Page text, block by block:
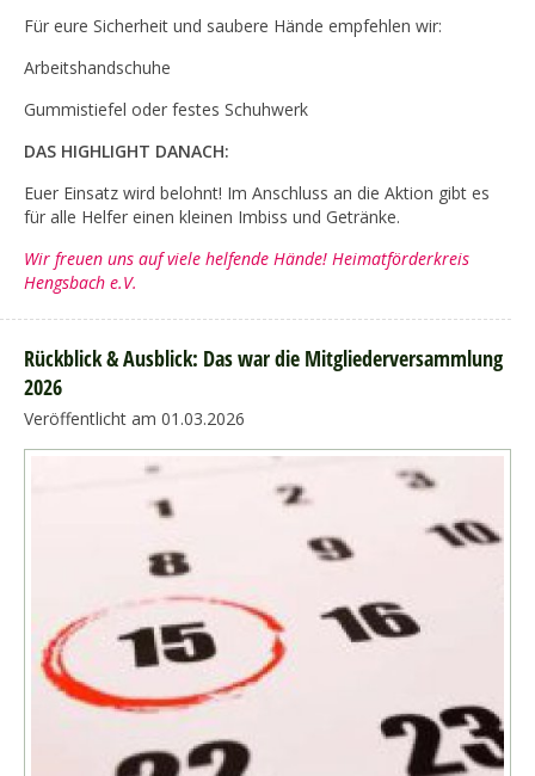
Für eure Sicherheit und saubere Hände empfehlen wir:
Arbeitshandschuhe
Gummistiefel oder festes Schuhwerk
DAS HIGHLIGHT DANACH:
Euer Einsatz wird belohnt! Im Anschluss an die Aktion gibt es
für alle Helfer einen kleinen Imbiss und Getränke.
Wir freuen uns auf viele helfende Hände! Heimatförderkreis
Hengsbach e.V.
Rückblick & Ausblick: Das war die Mitgliederversammlung
2026
Veröffentlicht am 01.03.2026